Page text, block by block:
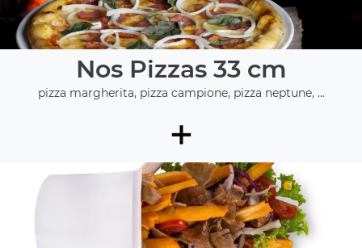
Nos Pizzas 33 cm
pizza margherita, pizza campione, pizza neptune, ...
+